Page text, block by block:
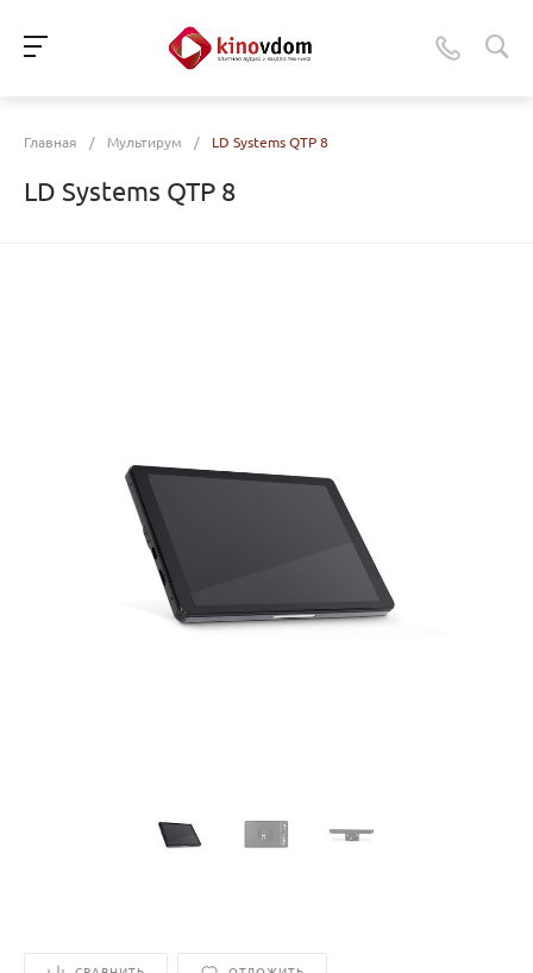
Главная / Мультирум / LD Systems QTP 8
LD Systems QTP 8